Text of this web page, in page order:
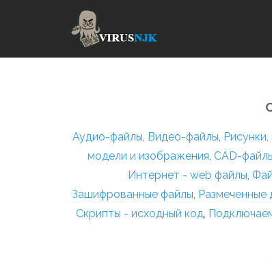
Аудио-файлы, Видео-файлы,
модели и изображения, CAD-
Интернет - web файлы,
Зашифрованные файлы, Размеченные
Скрипты - исходный код,